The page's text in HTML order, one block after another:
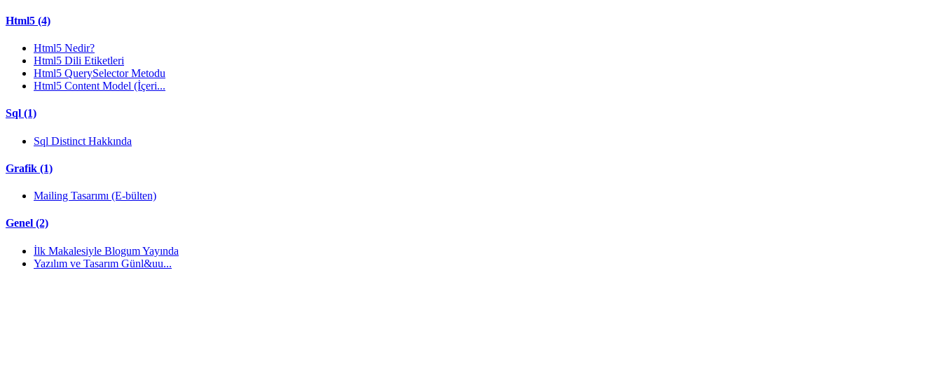
Html5 (4)
Html5 Nedir?
Html5 Dili Etiketleri
Html5 QuerySelector Metodu
Html5 Content Model (İçeri...
Sql (1)
Sql Distinct Hakkında
Grafik (1)
Mailing Tasarımı (E-bülten)
Genel (2)
İlk Makalesiyle Blogum Yayında
Yazılım ve Tasarım Günl&uu...